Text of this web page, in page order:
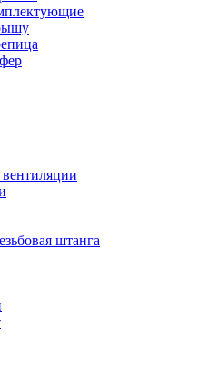
штанга